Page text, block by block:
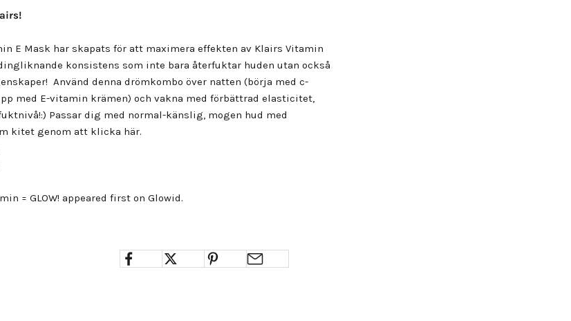
E Mask har skapats för att maximera effekten av Klairs Vitamin
konsistens som inte bara återfuktar huden utan också
Använd denna drömkombo över natten (börja med c-
med E-vitamin krämen) och vakna med förbättrad elasticitet,
Passar dig med normal-känslig, mogen hud med
kitet genom att klicka här.
= GLOW! appeared first on Glowid.